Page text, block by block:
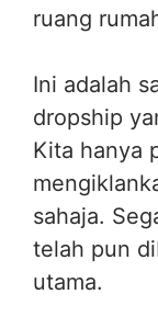
ruang
Ini adalah
dropship
Kita hanya
sahaja.
telah pun
utama.